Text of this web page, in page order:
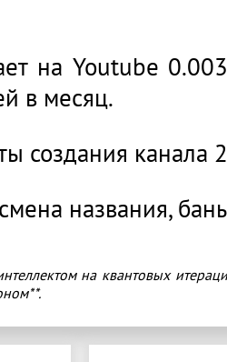
на Youtube
в месяц.
создания канала
названия,
на квантовых